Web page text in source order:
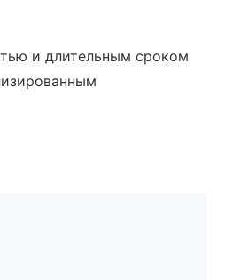
и длительным сроком